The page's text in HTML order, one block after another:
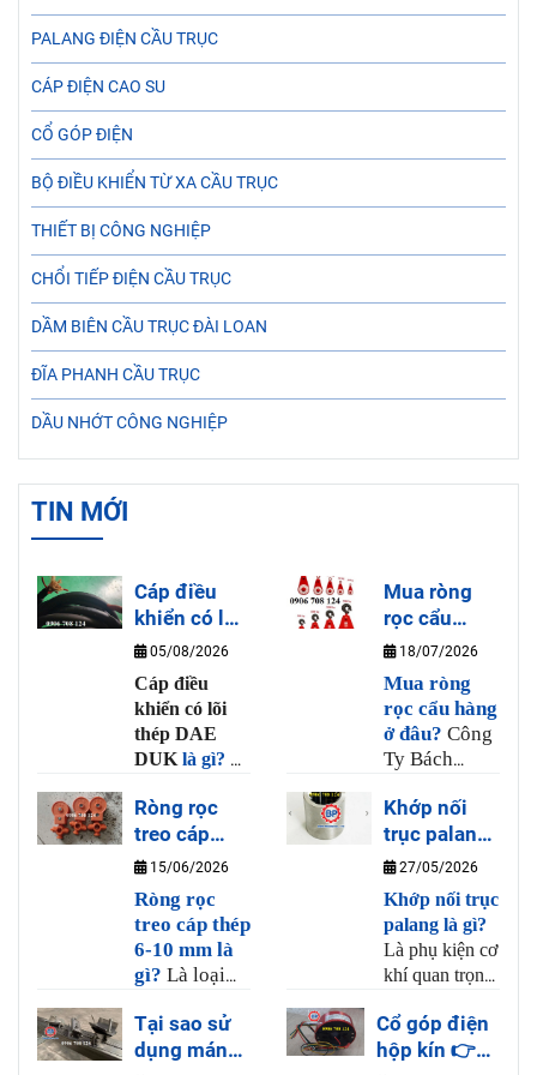
PALANG ĐIỆN CẦU TRỤC
CÁP ĐIỆN CAO SU
CỔ GÓP ĐIỆN
BỘ ĐIỀU KHIỂN TỪ XA CẦU TRỤC
THIẾT BỊ CÔNG NGHIỆP
CHỔI TIẾP ĐIỆN CẦU TRỤC
DẦM BIÊN CẦU TRỤC ĐÀI LOAN
ĐĨA PHANH CẦU TRỤC
DẦU NHỚT CÔNG NGHIỆP
TIN MỚI
Cáp điều
khiển có lõi
thép DAE
DUK là gì?
05/08/2026
Cáp điều
khiển có lõi
thép DAE
DUK là gì? Là
điều khiển cho
tay bấm cầu
trục có nhiều
sợi thép chịu
lực có khả
năng uốn dẻo
và chịu lực,
được dùng
nhiều cho cầu
trục, cổng trục,
Mua ròng
rọc cẩu
hàng ở đâu?
18/07/2026
Mua ròng
rọc cẩu hàng
ở đâu? Công
Ty Bách
nơi bán ròng
rọc cẩu hàng
uy tín và chất
Bách Phương
có bán sẳn
ròng rọc từ
20kg đến 3
tấn, hàng
chất lượng,
giá khuyến
Ròng rọc
treo cáp
thép 6-10
15/06/2026
Ròng rọc
treo cáp thép
6-10 mm là
gì? Là loại
chạy trên dây
cáp thép từ
Khớp nối
trục palang
là gì?
27/05/2026
Khớp nối trục
palang là gì?
Là phụ kiện cơ
khí quan trọng
kết động cơ
nâng với hộp
Tại sao sử
dụng máng
Cổ góp điện
hộp kín 👉